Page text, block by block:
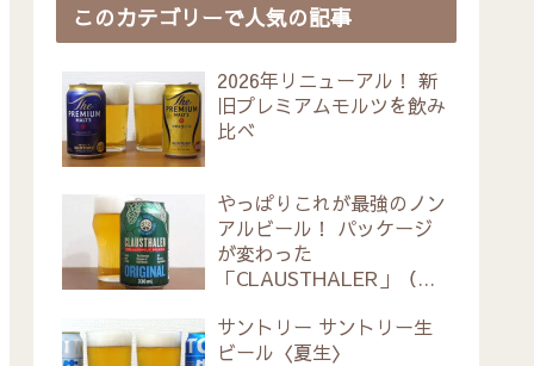
このカテゴリーで人気の記事
2026年リニューアル！ 新
旧プレミアムモルツを飲み
比べ
やっぱりこれが最強のノン
アルビール！ パッケージ
が変わった
「CLAUSTHALER」（ク
サントリー サントリー生
ビール〈夏生〉